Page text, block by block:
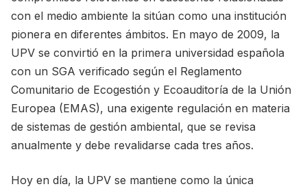
con el medio ambiente la sitúan como una institución
pionera en diferentes ámbitos. En mayo de 2009, la
UPV se convirtió en la primera universidad española
con un SGA verificado según el Reglamento
Comunitario de Ecogestión y Ecoauditoría de la Unión
Europea (EMAS), una exigente regulación en materia
de sistemas de gestión ambiental, que se revisa
anualmente y debe revalidarse cada tres años.
Hoy en día, la UPV se mantiene como la única